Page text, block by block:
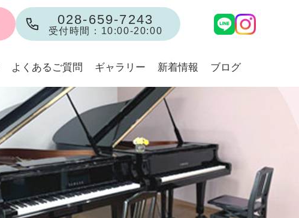
よくあるご質問 ギャラリー 新着情報 ブログ
028-659-7243
受付時間：10:00-20:00